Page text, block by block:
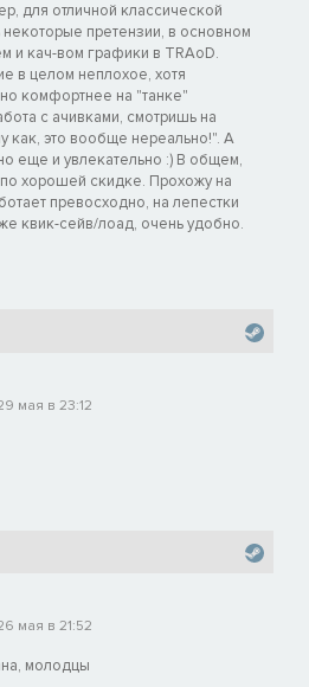
для отличной классической
некоторые претензии, в основном
и кач-вом графики в TRAoD.
в целом неплохое, хотя
комфортнее на "танке"
с ачивками, смотришь на
как, это вообще нереально!". А
еще и увлекательно :) В общем,
хорошей скидке. Прохожу на
превосходно, на лепестки
квик-сейв/лоад, очень удобно.
мая в 23:12
мая в 21:52
молодцы